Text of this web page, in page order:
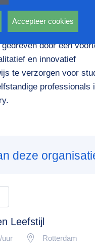
Rotterdam is dé
het gaat om innovatief
media, design en
door een
en innovatief
te verzorgen voor
professionals
deze
Leefstijl
uur
Rotterdam
dat dezelfde
Accepteer cookies